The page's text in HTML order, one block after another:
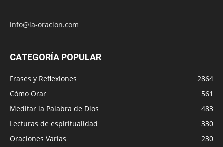
info@la-oracion.com
CATEGORÍA POPULAR
Frases y Reflexiones
2864
Cómo Orar
561
Meditar la Palabra de Dios
483
Lecturas de espiritualidad
330
Oraciones Varias
230